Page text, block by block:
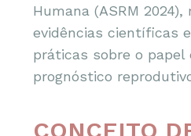
Humana (ASRM 2024),
evidências científicas
práticas sobre o papel
prognóstico
CONCEITO